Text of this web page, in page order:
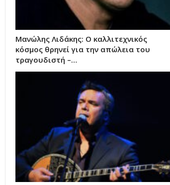
Μανώλης Λιδάκης: Ο καλλιτεχνικός
κόσμος θρηνεί για την απώλεια του
τραγουδιστή –…